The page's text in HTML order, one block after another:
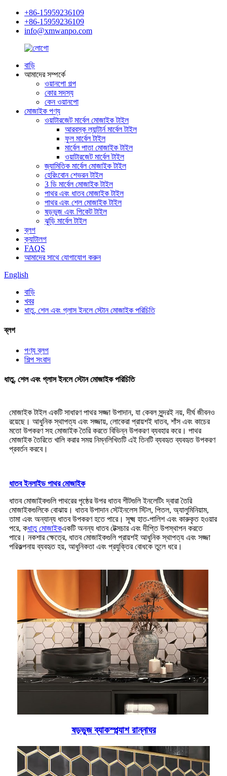
+86-15959236109
+86-15959236109
info@xmwanpo.com
বাড়ি
আমাদের সম্পর্কে
ওয়ানপো গল্প
কোর সদস্য
কেন ওয়ানপো
মোজাইক পণ্য
ওয়াটারজেট মার্বেল মোজাইক টাইল
আরবস্ক ল্যান্টার্ন মার্বেল টাইল
ফুল মার্বেল টাইল
মার্বেল পাতা মোজাইক টাইল
ওয়াটারজেট মার্বেল টাইল
জ্যামিতিক মার্বেল মোজাইক টাইল
হেরিংবোন শেভরন টাইল
3 ডি মার্বেল মোজাইক টাইল
পাথর এবং ধাতব মোজাইক টাইল
পাথর এবং শেল মোজাইক টাইল
ষড়ভুজ এবং পিকেট টাইল
ঝুড়ি মার্বেল টাইল
ব্লগ
ক্যাটালগ
FAQS
আমাদের সাথে যোগাযোগ করুন
English
বাড়ি
খবর
ধাতু, শেল এবং গ্লাস ইনলে স্টোন মোজাইক পরিচিতি
ব্লগ
পণ্য ব্লগ
শিল্প সংবাদ
ধাতু, শেল এবং গ্লাস ইনলে স্টোন মোজাইক পরিচিতি
মোজাইক টাইল একটি সাধারণ পাথর সজ্জা উপাদান, যা কেবল সুন্দরই নয়, দীর্ঘ জীবনও
রয়েছে। আধুনিক স্থাপত্য এবং সজ্জায়, লোকেরা প্রায়শই ধাতব, শাঁস এবং কাচের
মতো উপকরণ সহ মোজাইক তৈরি করতে বিভিন্ন উপকরণ ব্যবহার করে। পাথর
মোজাইক তৈরিতে খালি করার সময় নিম্নলিখিতটি এই তিনটি ব্যবহৃত ব্যবহৃত উপকরণ
প্রবর্তন করবে।
ধাতব ইনলাইড পাথর মোজাইক
ধাতব মোজাইকগুলি পাথরের পৃষ্ঠের উপর ধাতব শীটগুলি ইনলেটিং দ্বারা তৈরি
মোজাইকগুলিকে বোঝায়। ধাতব উপাদান স্টেইনলেস স্টিল, পিতল, অ্যালুমিনিয়াম,
তামা এবং অন্যান্য ধাতব উপকরণ হতে পারে। সূক্ষ্ম হাত-পালিশ এবং কারুকৃত হওয়ার
পরে, কধাতু মোজাইকএকটি অনন্য ধাতব টেক্সচার এবং দীপ্তি উপস্থাপন করতে
পারে। নকশার ক্ষেত্রে, ধাতব মোজাইকগুলি প্রায়শই আধুনিক স্থাপত্য এবং সজ্জা
পরিকল্পনায় ব্যবহৃত হয়, আধুনিকতা এবং প্রযুক্তির বোধকে তুলে ধরে।
ষড়ভুজ ব্যাকস্প্ল্যাশ রান্নাঘর